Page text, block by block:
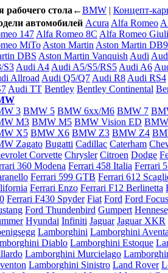
стола ←BMW | Концепт-
автомобилей Acura Alfa Romeo
147 Alfa Romeo 8C Alfa Romeo
MiTo Aston Martin Aston Martin DB9
DBS Aston Martin Vanquish Audi
S3 Audi A4 Audi A5/S5/RS5 Audi A6
Allroad Audi Q5/Q7 Audi R8 Audi RS4
Audi TT Bentley Bentley Continental
3 BMW 5 BMW 6xx/M6 BMW 7
M3 BMW M5 BMW Vision ED
X5 BMW X6 BMW Z3 BMW Z4
Zagato Bugatti Cadillac Caterham
Corvette Chrysler Citroen Dodge
360 Modena Ferrari 458 Italia Ferrari
Ferrari 599 GTB Ferrari 612
Ferrari Enzo Ferrari F12 Berlinetta
Ferrari F430 Spyder Fiat Ford Ford Focus
Ford Thundenbird Gumpert
Hyundai Infiniti Jaguar Jaguar XKR
Lamborghini Lamborghini
Diablo Lamborghini Estoque
Lamborghini Murcielago
Lamborghini Sinistro Land Rover